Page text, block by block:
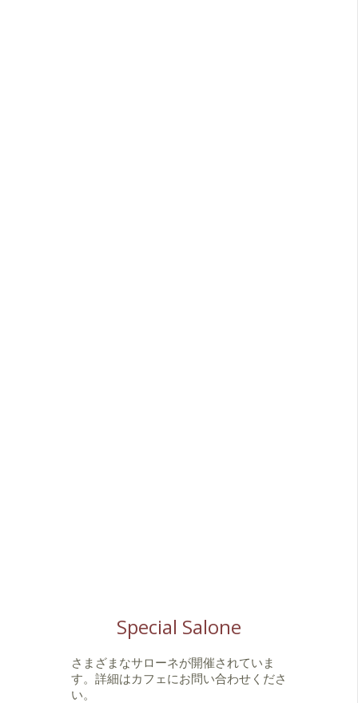
Special Salone
さまざまなサローネが開催されていま
す。詳細はカフェにお問い合わせくださ
い。